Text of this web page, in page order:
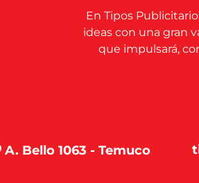
En Tipos
ideas con una gran
que impulsará,
A. Bello 1063 - Temuco